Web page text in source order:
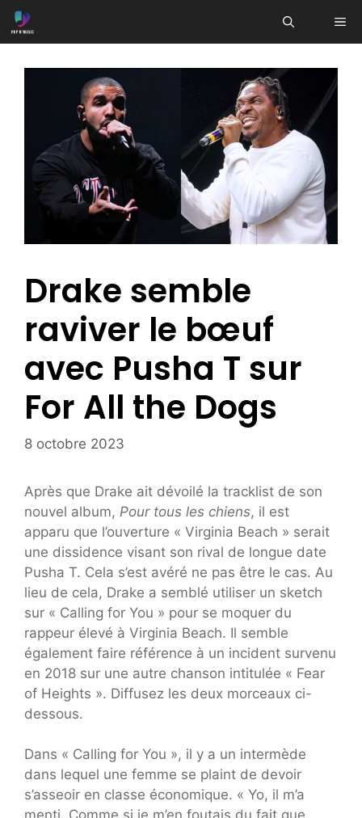
Aller
au
Drake semble
raviver le bœuf
avec Pusha T sur
For All the Dogs
8 octobre 2023
Après que Drake ait dévoilé la tracklist de son
nouvel album, Pour tous les chiens, il est
apparu que l’ouverture « Virginia Beach » serait
une dissidence visant son rival de longue date
Pusha T. Cela s’est avéré ne pas être le cas. Au
lieu de cela, Drake a semblé utiliser un sketch
sur « Calling for You » pour se moquer du
rappeur élevé à Virginia Beach. Il semble
également faire référence à un incident survenu
en 2018 sur une autre chanson intitulée « Fear
of Heights ». Diffusez les deux morceaux ci-
dessous.
Dans « Calling for You », il y a un intermède
dans lequel une femme se plaint de devoir
s’asseoir en classe économique. « Yo, il m’a